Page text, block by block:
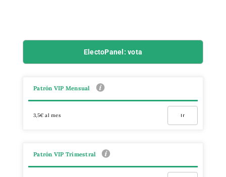
ElectoPanel: vota
Patrón VIP Mensual
3,5€ al mes Ir
Patrón VIP Trimestral